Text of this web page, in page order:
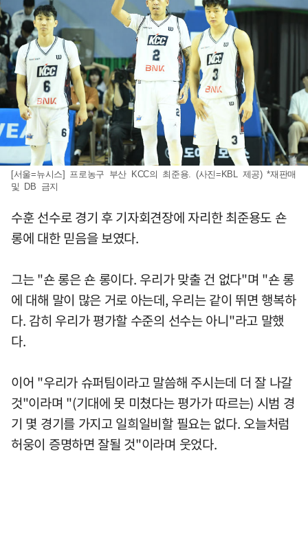
[서울=뉴시스] 프로농구 부산 KCC의 최준용. (사진=KBL 제공) *재판매
및 DB 금지
수훈 선수로 경기 후 기자회견장에 자리한 최준용도 숀
롱에 대한 믿음을 보였다.
그는 "숀 롱은 숀 롱이다. 우리가 맞출 건 없다"며 "숀 롱
에 대해 말이 많은 거로 아는데, 우리는 같이 뛰면 행복하
다. 감히 우리가 평가할 수준의 선수는 아니"라고 말했
다.
이어 "우리가 슈퍼팀이라고 말씀해 주시는데 더 잘 나갈
것"이라며 "(기대에 못 미쳤다는 평가가 따르는) 시범 경
기 몇 경기를 가지고 일희일비할 필요는 없다. 오늘처럼
허웅이 증명하면 잘될 것"이라며 웃었다.